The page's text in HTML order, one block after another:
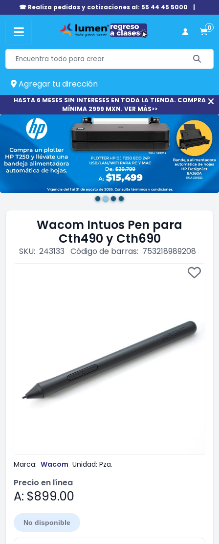
☎ Realiza pedidos y cotizaciones al: 55 44 45 5000 |
0
Agregar tu dirección
HASTA 6 MESES SIN INTERESES EN TODA LA TIENDA. COMPRA
MÍNIMA 2999 MXN. VER MÁS>>
Wacom Intuos Pen para
Cth490 y Cth690
SKU: 243133 Código de barras: 753218989208
Marca: Wacom Unidad: Pza.
Precio en línea
A: $899.00
No disponible